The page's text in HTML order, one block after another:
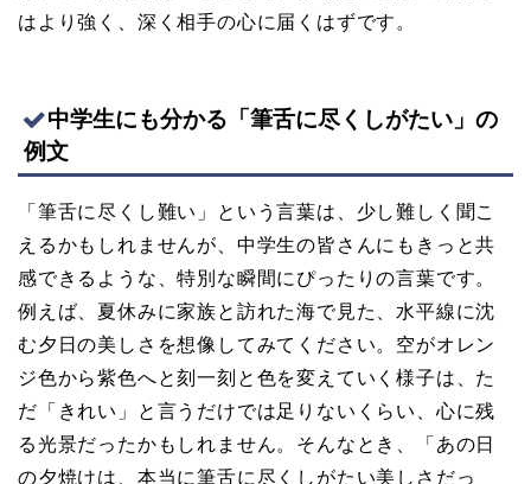
はより強く、深く相手の心に届くはずです。
中学生にも分かる「筆舌に尽くしがたい」の
例文
「筆舌に尽くし難い」という言葉は、少し難しく聞こ
えるかもしれませんが、中学生の皆さんにもきっと共
感できるような、特別な瞬間にぴったりの言葉です。
例えば、夏休みに家族と訪れた海で見た、水平線に沈
む夕日の美しさを想像してみてください。空がオレン
ジ色から紫色へと刻一刻と色を変えていく様子は、た
だ「きれい」と言うだけでは足りないくらい、心に残
る光景だったかもしれません。そんなとき、「あの日
の夕焼けは、本当に筆舌に尽くしがたい美しさだっ